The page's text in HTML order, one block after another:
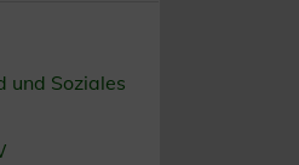
und Soziales